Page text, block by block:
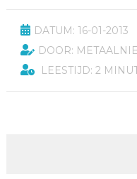
DATUM: 16-01-2013
DOOR:
LEESTIJD: 2